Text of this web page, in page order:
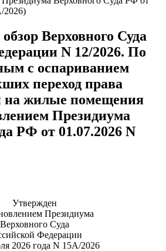
2026)
Верховного Суда
N 12/2026. По
с оспариванием
переход права
на жилые помещения
Президиума
РФ от 01.07.2026 N
Утвержден
Президиума
Верховного Суда
Федерации
2026 года N 15А/2026